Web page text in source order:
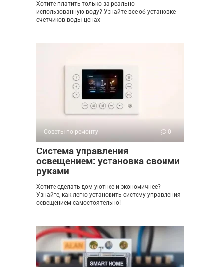
Хотите платить только за реально
использованную воду? Узнайте все об установке
счетчиков воды, ценах
Советы по ремонту 0
Система управления
освещением: установка своими
руками
Хотите сделать дом уютнее и экономичнее?
Узнайте, как легко установить систему управления
освещением самостоятельно!